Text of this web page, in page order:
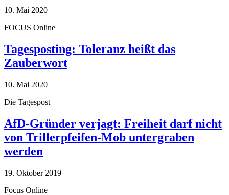
10. Mai 2020
FOCUS Online
Tagesposting: Toleranz heißt das
Zauberwort
10. Mai 2020
Die Tagespost
AfD-Gründer verjagt: Freiheit darf nicht
von Trillerpfeifen-Mob untergraben
werden
19. Oktober 2019
Focus Online